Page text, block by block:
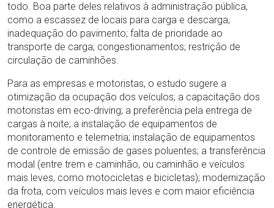
todo. Boa parte deles relativos à administração pública,
como a escassez de locais para carga e descarga,
inadequação do pavimento; falta de prioridade ao
transporte de carga; congestionamentos; restrição de
circulação de caminhões.
Para as empresas e motoristas, o estudo sugere a
otimização da ocupação dos veículos; a capacitação dos
motoristas em eco-driving; a preferência pela entrega de
cargas à noite; a instalação de equipamentos de
monitoramento e telemetria; instalação de equipamentos
de controle de emissão de gases poluentes; a transferência
modal (entre trem e caminhão, ou caminhão e veículos
mais leves, como motocicletas e bicicletas); modernização
da frota, com veículos mais leves e com maior eficiência
energética.